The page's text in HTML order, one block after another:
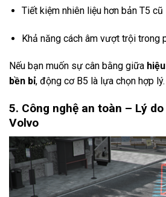
Tiết kiệm nhiên liệu hơn bản T5 cũ
Khả năng cách âm vượt trội trong
Nếu bạn muốn sự cân bằng giữa
bền bỉ, động cơ B5 là lựa chọn hợp lý.
5. Công nghệ an toàn – Lý
Volvo